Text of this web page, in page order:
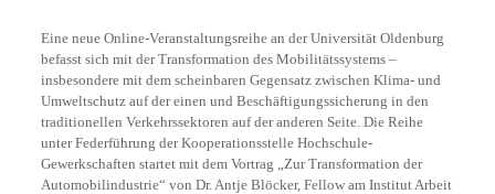
Eine neue Online-Veranstaltungsreihe an der Universität Oldenburg
befasst sich mit der Transformation des Mobilitätssystems –
insbesondere mit dem scheinbaren Gegensatz zwischen Klima- und
Umweltschutz auf der einen und Beschäftigungssicherung in den
traditionellen Verkehrssektoren auf der anderen Seite. Die Reihe
unter Federführung der Kooperationsstelle Hochschule-
Gewerkschaften startet mit dem Vortrag „Zur Transformation der
Automobilindustrie“ von Dr. Antje Blöcker, Fellow am Institut Arbeit